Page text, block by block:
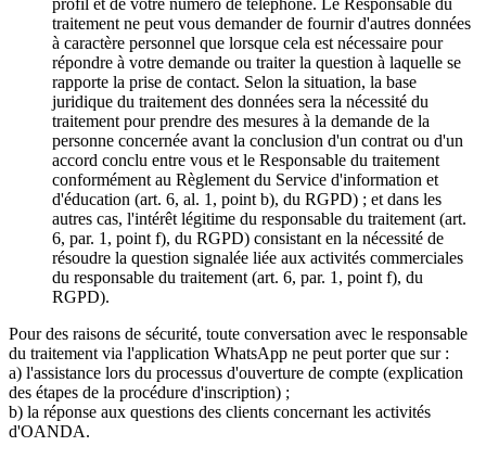
profil et de votre numéro de téléphone. Le Responsable du
traitement ne peut vous demander de fournir d'autres données
à caractère personnel que lorsque cela est nécessaire pour
répondre à votre demande ou traiter la question à laquelle se
rapporte la prise de contact. Selon la situation, la base
juridique du traitement des données sera la nécessité du
traitement pour prendre des mesures à la demande de la
personne concernée avant la conclusion d'un contrat ou d'un
accord conclu entre vous et le Responsable du traitement
conformément au Règlement du Service d'information et
d'éducation (art. 6, al. 1, point b), du RGPD) ; et dans les
autres cas, l'intérêt légitime du responsable du traitement (art.
6, par. 1, point f), du RGPD) consistant en la nécessité de
résoudre la question signalée liée aux activités commerciales
du responsable du traitement (art. 6, par. 1, point f), du
RGPD).
Pour des raisons de sécurité, toute conversation avec le responsable
du traitement via l'application WhatsApp ne peut porter que sur :
a) l'assistance lors du processus d'ouverture de compte (explication
des étapes de la procédure d'inscription) ;
b) la réponse aux questions des clients concernant les activités
d'OANDA.